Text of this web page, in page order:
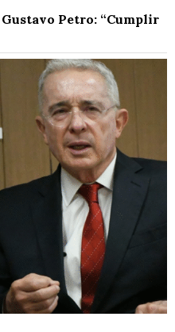
Petro: “Cumplir